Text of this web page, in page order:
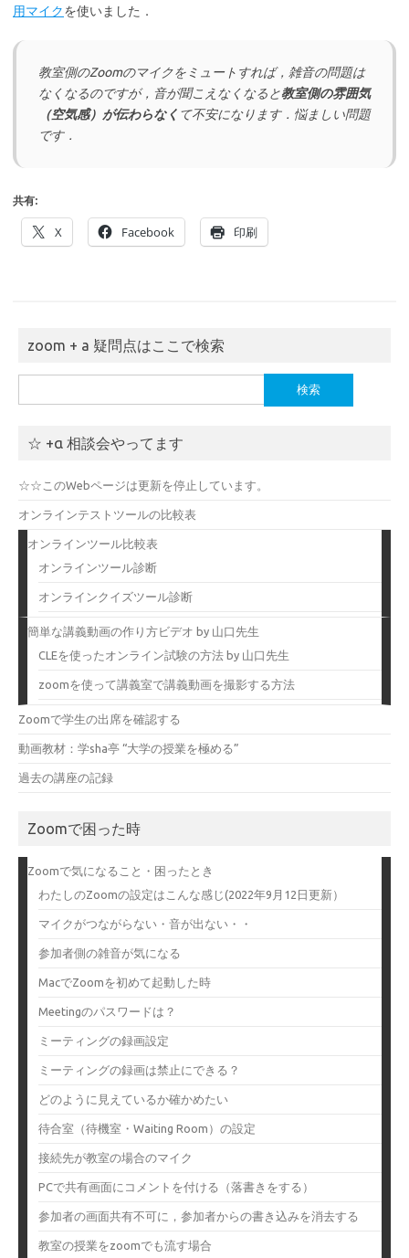
用マイクを使いました．
教室側のZoomのマイクをミュートすれば，雑音の問題は
なくなるのですが，音が聞こえなくなると教室側の雰囲気
（空気感）が伝わらなく て不安になります．悩ましい問題
です．
共有:
X Facebook 印刷
zoom + a 疑問点はここで検索
索:
☆ +α 相談会やってます
☆☆このWebページは更新を停止しています。
オンラインテストツールの比較表
オンラインツール比較表
オンラインツール診断
オンラインクイズツール診断
簡単な講義動画の作り方ビデオ by 山口先生
CLEを使ったオンライン試験の方法 by 山口先生
zoomを使って講義室で講義動画を撮影する方法
Zoomで学生の出席を確認する
動画教材：学sha亭 “大学の授業を極める”
過去の講座の記録
Zoomで困った時
Zoomで気になること・困ったとき
わたしのZoomの設定はこんな感じ(2022年9月12日更新）
マイクがつながらない・音が出ない・・
参加者側の雑音が気になる
MacでZoomを初めて起動した時
Meetingのパスワードは？
ミーティングの録画設定
ミーティングの録画は禁止にできる？
どのように見えているか確かめたい
待合室（待機室・Waiting Room）の設定
接続先が教室の場合のマイク
PCで共有画面にコメントを付ける（落書きをする）
参加者の画面共有不可に，参加者からの書き込みを消去する
教室の授業をzoomでも流す場合